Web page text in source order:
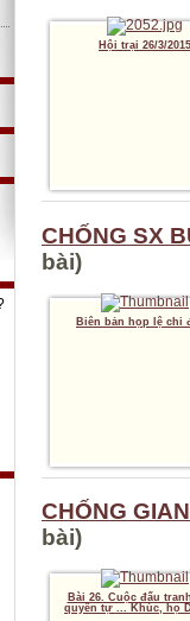
Hội trại 26/3/2015
CHỐNG SX
bài)
Biên bản họp lệ chi
CHỐNG
bài)
Bài 26. Cuộc đấu
quyền tự ... Khúc, họ